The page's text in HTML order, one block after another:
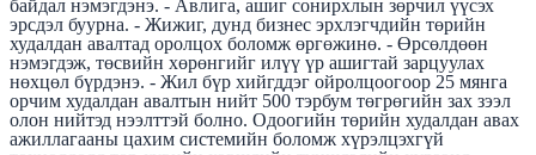
байдал нэмэгдэнэ. - Авлига, ашиг сонирхлын зөрчил үүсэх
эрсдэл буурна. - Жижиг, дунд бизнес эрхлэгчдийн төрийн
худалдан авалтад оролцох боломж өргөжинө. - Өрсөлдөөн
нэмэгдэж, төсвийн хөрөнгийг илүү үр ашигтай зарцуулах
нөхцөл бүрдэнэ. - Жил бүр хийгддэг ойролцоогоор 25 мянга
орчим худалдан авалтын нийт 500 тэрбум төгрөгийн зах зээл
олон нийтэд нээлттэй болно. Одоогийн төрийн худалдан авах
ажиллагааны цахим системийн боломж хүрэлцэхгүй